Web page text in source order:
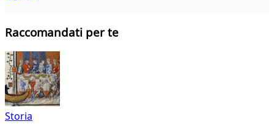
Raccomandati per te
Storia